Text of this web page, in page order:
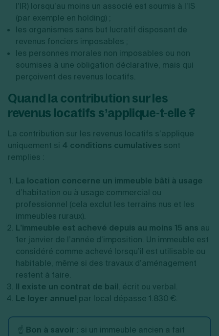
l’IR) lorsqu’au moins un associé est soumis à l’IS
(par exemple en holding) ;
les organismes sans but lucratif disposant de
revenus fonciers imposables ;
les personnes morales non imposables ou non
soumises à une obligation déclarative, mais qui
perçoivent des revenus locatifs.
Quand la contribution sur les
revenus locatifs s’applique-t-elle ?
La contribution sur les revenus locatifs s’applique
uniquement si 4 conditions cumulatives sont
remplies :
La location concerne un immeuble bâti à usage
d’habitation ou à usage commercial ou
professionnel (cela exclut les terrains nus et les
immeubles ruraux).
L’immeuble est achevé depuis au moins 15 ans au
1er janvier de l’année d’imposition. Un immeuble est
considéré comme achevé lorsqu’il est utilisable ou
habitable, même si des travaux d’aménagement
restent à faire.
Il existe un contrat de bail, écrit ou verbal.
Le loyer annuel par local dépasse 1.830 €.
☝️ Bon à savoir : si un immeuble ancien a fait